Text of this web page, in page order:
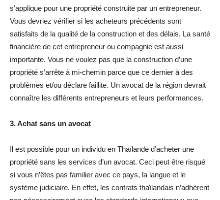
s’applique pour une propriété construite par un entrepreneur.
Vous devriez vérifier si les acheteurs précédents sont
satisfaits de la qualité de la construction et des délais. La santé
financière de cet entrepreneur ou compagnie est aussi
importante. Vous ne voulez pas que la construction d’une
propriété s’arrête à mi-chemin parce que ce dernier à des
problèmes et/ou déclare faillite. Un avocat de la région devrait
connaître les différents entrepreneurs et leurs performances.
3. Achat sans un avocat
Il est possible pour un individu en Thaïlande d’acheter une
propriété sans les services d’un avocat. Ceci peut être risqué
si vous n’êtes pas familier avec ce pays, la langue et le
système judiciaire. En effet, les contrats thaïlandais n’adhèrent